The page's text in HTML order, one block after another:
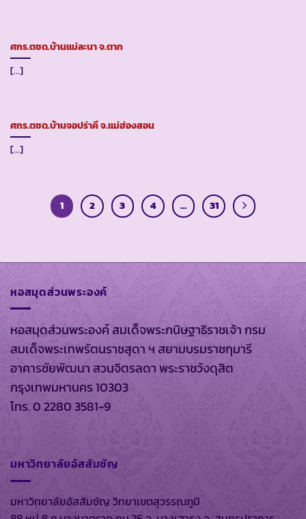
ศกร.ตชด.บ้านแม่ละนา จ.ตาก
[...]
ศกร.ตชด.บ้านจอปร่าคี จ.แม่ฮ่องสอน
[...]
1 2 3 4 … 31
หอสมุดส่วนพระองค์
หอสมุดส่วนพระองค์ สมเด็จพระกนิษฐาธิราชเจ้า กรม
สมเด็จพระเทพรัตนราชสุดา ฯ สยามบรมราชกุมารี
อาคารชัยพัฒนา สวนจิตรลดา พระราชวังดุสิต
กรุงเทพมหานคร 10303
โทร. 0 2280 3581-9
มหาวิทยาลัยอัสสัมชัญ
มหาวิทยาลัยอัสสัมชัญ วิทยาเขตสุวรรณภูมิ